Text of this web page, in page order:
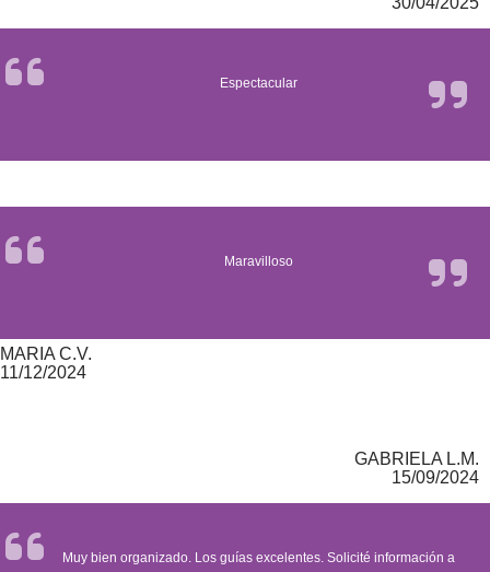
Espectacular
Maravilloso
MARIA C.V.
11/12/2024
GABRIELA L.M.
15/09/2024
Muy bien organizado. Los guías excelentes. Solicité información a